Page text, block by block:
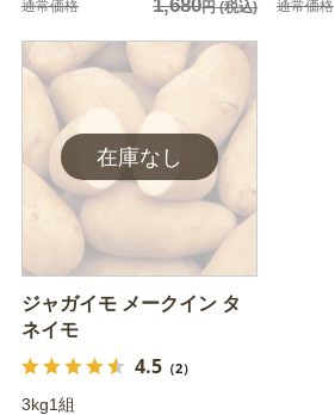
通常価格 1,680円(税込) 通常価格
ジャガイモ メークイン タ
ネイモ
4.5（2）
3kg1組